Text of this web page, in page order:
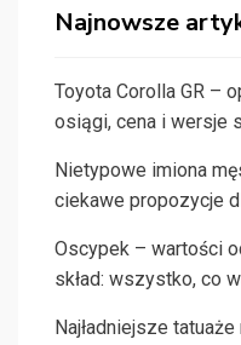
Najnowsze
Toyota Corolla GR –
osiągi, cena i wersje
Nietypowe imiona
ciekawe propozycje
Oscypek – wartości
skład: wszystko, co
Najładniejsze